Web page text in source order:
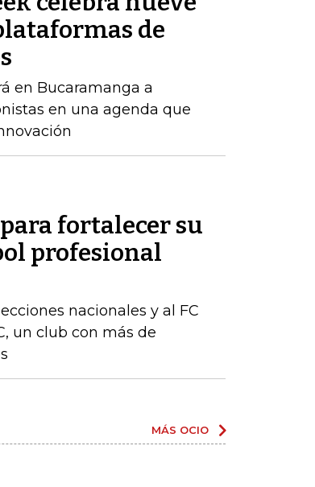
de
en Bucaramanga a
en una agenda que
fortalecer su
profesional
nacionales y al FC
un club con más de
MÁS OCIO